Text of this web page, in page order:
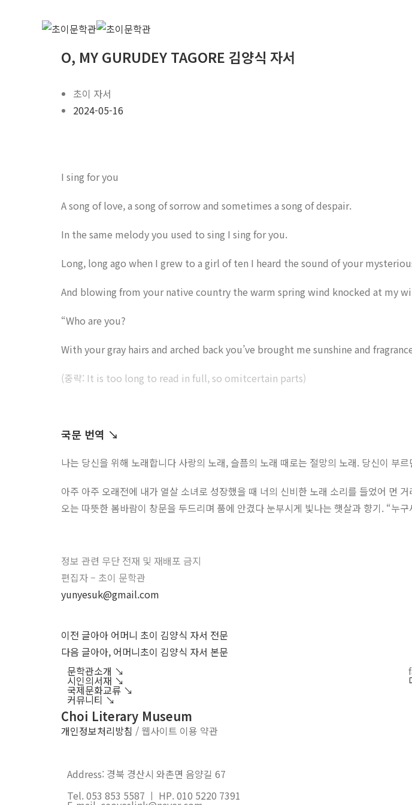
O, MY GURUDEY TAGORE 김양식 자서
초이 자서
2024-05-16
I sing for you
A song of love, a song of sorrow and sometimes a song of despair.
In the same melody you used to sing I sing for you.
Long, long ago when I grew to a girl of ten I heard the sound of your
And blowing from your native country the warm spring wind knocked at my
“Who are you?
With your gray hairs and arched back you’ve brought me sunshine and
(중략: It is too long to read in full, so omitcertain parts)
국문 번역 ↘︎
나는 당신을 위해 노래합니다 사랑의 노래, 슬픔의 노래 때로는 절망의 노래. 당신이 부
아주 아주 오래전에 내가 열살 소녀로 성장했을 때 너의 신비한 노래 소리를 들었어 먼
오는 따뜻한 봄바람이 창문을 두드리며 품에 안겼다 눈부시게 빛나는 햇살과 향기. “누
정보 관련 무단 전재 및 재배포 금지
편집자 – 초이 문학관
yunyesuk@gmail.com
이전 글아아 어머니 초이 김양식 자서 전문
다음 글아아, 어머니초이 김양식 자서 본문
문학관소개 ↘︎
시인의서재 ↘︎
국제문화교류 ↘︎
커뮤니티 ↘︎
Choi Literary Museum
개인정보처리방침 / 웹사이트 이용 약관
Address: 경북 경산시 와촌면 음양길 67
Tel. 053 853 5587 ㅣ HP. 010 5220 7391